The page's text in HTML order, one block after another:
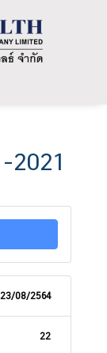
2021
23/08/2564
22